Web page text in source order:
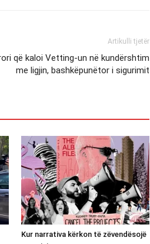
Artikulli tjetër
që kaloi Vetting-un në kundërshtim
me ligjin, bashkëpunëtor i sigurimit
Kur narrativa kërkon të zëvendësojë